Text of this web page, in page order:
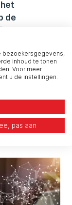
de
om
op
bezoekersgegevens,
inhoud te tonen
Voor meer
u de instellingen.
pas aan